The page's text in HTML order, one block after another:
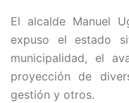
El alcalde Manuel
expuso el estado
municipalidad, el
proyección de
gestión y otros.